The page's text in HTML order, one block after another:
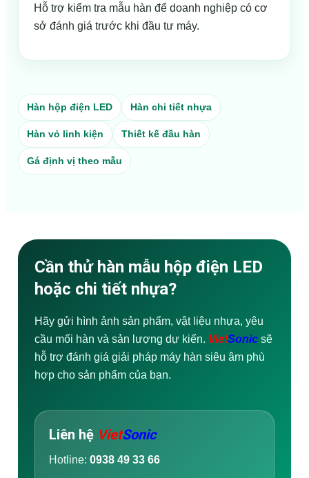
Hỗ trợ kiểm tra mẫu hàn để doanh nghiệp có cơ
sở đánh giá trước khi đầu tư máy.
Hàn hộp điện LED Hàn chi tiết nhựa
Hàn vỏ linh kiện Thiết kế đầu hàn
Gá định vị theo mẫu
Cần thử hàn mẫu hộp điện LED
hoặc chi tiết nhựa?
Hãy gửi hình ảnh sản phẩm, vật liệu nhựa, yêu
cầu mối hàn và sản lượng dự kiến. VietSonic sẽ
hỗ trợ đánh giá giải pháp máy hàn siêu âm phù
hợp cho sản phẩm của bạn.
Liên hệ VietSonic
Hotline: 0938 49 33 66